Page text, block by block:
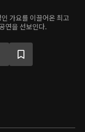
가요를 이끌어온 최고
연을 선보인다.